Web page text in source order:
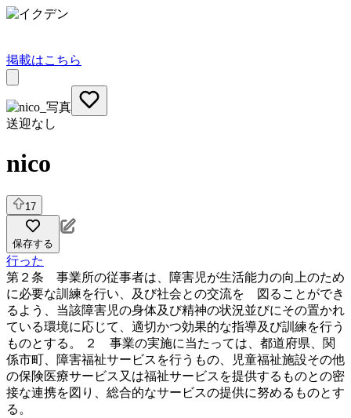
掲載はこちら
送迎なし
nico
17
保存する
行った
第２条 事業所の従事者は、障害児が生活能力の向上のため
に必要な訓練を行い、及び社会との交流を 図ることができ
るよう、当該障害児の身体及び精神の状況並びにその置かれ
ている環境に応じて、適切かつ効果的な指導及び訓練を行う
ものとする。 ２ 事業の実施に当たっては、都道府県、関
係市町、障害福祉サービスを行うもの、児童福祉施設その他
の保険医療サービス又は福祉サービスを提供するものとの密
接な連携を図り、総合的なサービスの提供に努めるものとす
る。